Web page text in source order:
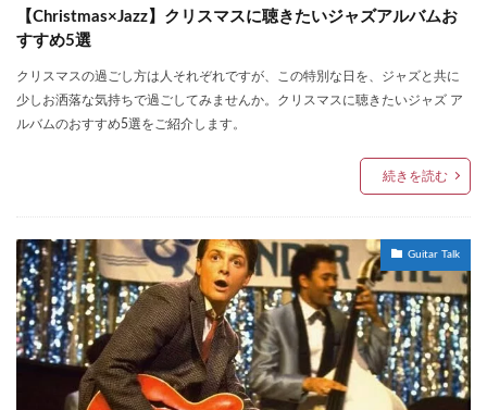
【Christmas×Jazz】クリスマスに聴きたいジャズアルバムお
すすめ5選
クリスマスの過ごし方は人それぞれですが、この特別な日を、ジャズと共に
少しお洒落な気持ちで過ごしてみませんか。クリスマスに聴きたいジャズ ア
ルバムのおすすめ5選をご紹介します。
続きを読む
Guitar Talk